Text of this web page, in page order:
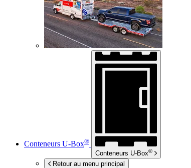
Conteneurs U-Box®
Conteneurs U-Box®
Retour au menu principal